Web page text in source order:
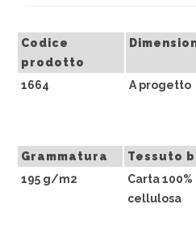
Codice
prodotto
1664 A progetto
Grammatura Tessuto
195 g/m2
Carta
cellulosa